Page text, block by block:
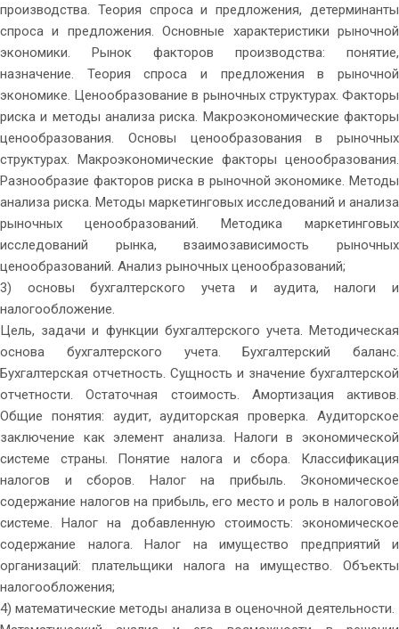
производства. Теория спроса и предложения, детерминанты
спроса и предложения. Основные характеристики рыночной
экономики. Рынок факторов производства: понятие,
назначение. Теория спроса и предложения в рыночной
экономике. Ценообразование в рыночных структурах. Факторы
риска и методы анализа риска. Макроэкономические факторы
ценообразования. Основы ценообразования в рыночных
структурах. Макроэкономические факторы ценообразования.
Разнообразие факторов риска в рыночной экономике. Методы
анализа риска. Методы маркетинговых исследований и анализа
рыночных ценообразований. Методика маркетинговых
исследований рынка, взаимозависимость рыночных
ценообразований. Анализ рыночных ценообразований;
3) основы бухгалтерского учета и аудита, налоги и
налогообложение.
Цель, задачи и функции бухгалтерского учета. Методическая
основа бухгалтерского учета. Бухгалтерский баланс.
Бухгалтерская отчетность. Сущность и значение бухгалтерской
отчетности. Остаточная стоимость. Амортизация активов.
Общие понятия: аудит, аудиторская проверка. Аудиторское
заключение как элемент анализа. Налоги в экономической
системе страны. Понятие налога и сбора. Классификация
налогов и сборов. Налог на прибыль. Экономическое
содержание налогов на прибыль, его место и роль в налоговой
системе. Налог на добавленную стоимость: экономическое
содержание налога. Налог на имущество предприятий и
организаций: плательщики налога на имущество. Объекты
налогообложения;
4) математические методы анализа в оценочной деятельности.